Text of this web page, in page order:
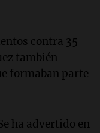
contra 35
también
formaban parte
ha advertido en